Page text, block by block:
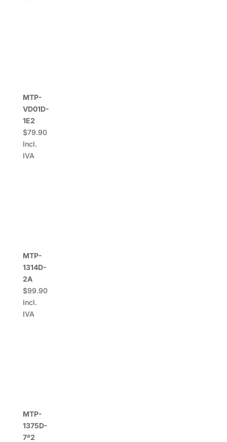
MTP-
VD01D-
1E2
$79.90
Incl.
IVA
MTP-
1314D-
2A
$99.90
Incl.
IVA
MTP-
1375D-
7ª2